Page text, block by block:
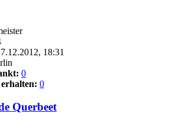
18:31
0
0
Querbeet